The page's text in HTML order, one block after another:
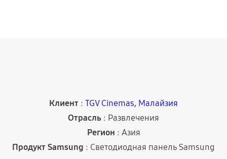
Клиент : TGV Cinemas, Малайзия
Отрасль : Развлечения
Регион : Азия
Продукт Samsung : Светодиодная панель Samsung